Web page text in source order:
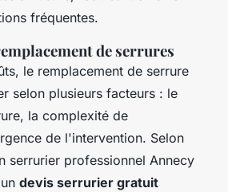
fréquentes.
de serrures
le remplacement de serrure
selon plusieurs facteurs : le
la complexité de
de l'intervention. Selon
serrurier professionnel Annecy
devis serrurier gratuit